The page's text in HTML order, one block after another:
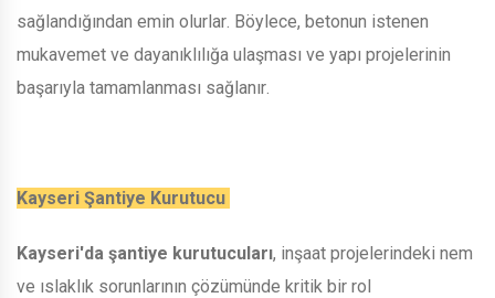
sağlandığından emin olurlar. Böylece, betonun istenen
mukavemet ve dayanıklılığa ulaşması ve yapı projelerinin
başarıyla tamamlanması sağlanır.
Kayseri Şantiye Kurutucu
Kayseri'da şantiye kurutucuları, inşaat projelerindeki nem
ve ıslaklık sorunlarının çözümünde kritik bir rol